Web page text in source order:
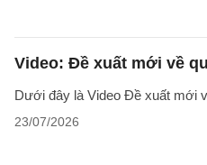
Video: Đề xuất mới về
Dưới đây là Video Đề xuất mới
23/07/2026